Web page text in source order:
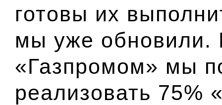
готовы их
мы уже обновили.
«Газпромом» мы
реализовать 75%